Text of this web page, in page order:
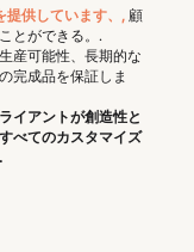
提供しています、, 顧
とができる。.
産可能性、長期的な
完成品を保証しま
イアントが創造性と
べてのカスタマイズ